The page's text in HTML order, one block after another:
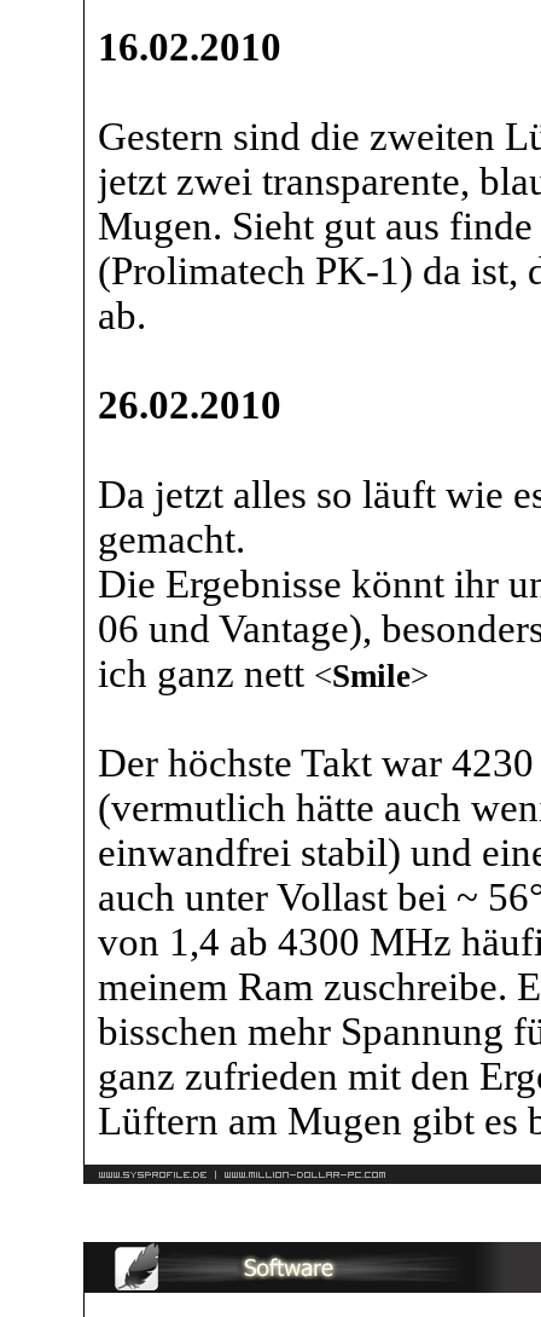
16.02.2010
Gestern sind die zweiten
jetzt zwei transparente,
Mugen. Sieht gut aus
(Prolimatech PK-1) da ist,
ab.
26.02.2010
Da jetzt alles so läuft wie
gemacht.
Die Ergebnisse könnt ihr
06 und Vantage),
ich ganz nett <Smile>
Der höchste Takt war
(vermutlich hätte auch
einwandfrei stabil) und
auch unter Vollast bei ~
von 1,4 ab 4300 MHz
meinem Ram zuschreibe.
bisschen mehr Spannung
ganz zufrieden mit den
Lüftern am Mugen gibt es